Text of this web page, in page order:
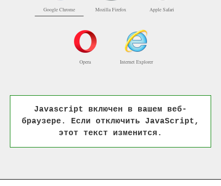
Google Chrome Mozilla Firefox Apple Safari
Opera Internet Explorer
Javascript включен в вашем веб-
браузере. Если отключить JavaScript,
этот текст изменится.